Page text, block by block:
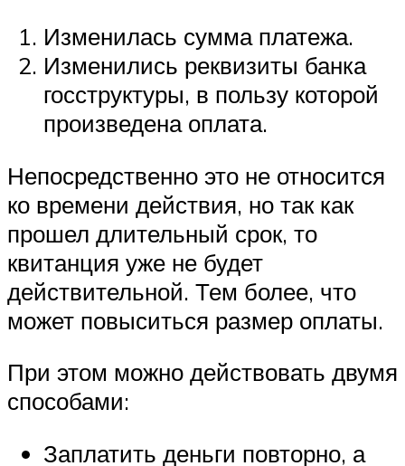
Изменилась сумма платежа.
Изменились реквизиты банка
госструктуры, в пользу которой
произведена оплата.
Непосредственно это не относится
ко времени действия, но так как
прошел длительный срок, то
квитанция уже не будет
действительной. Тем более, что
может повыситься размер оплаты.
При этом можно действовать двумя
способами:
Заплатить деньги повторно, а